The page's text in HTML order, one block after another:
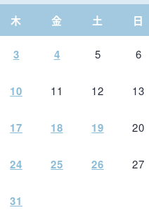
木 金 土 日
3 4 5 6
10 11 12 13
17 18 19 20
24 25 26 27
31